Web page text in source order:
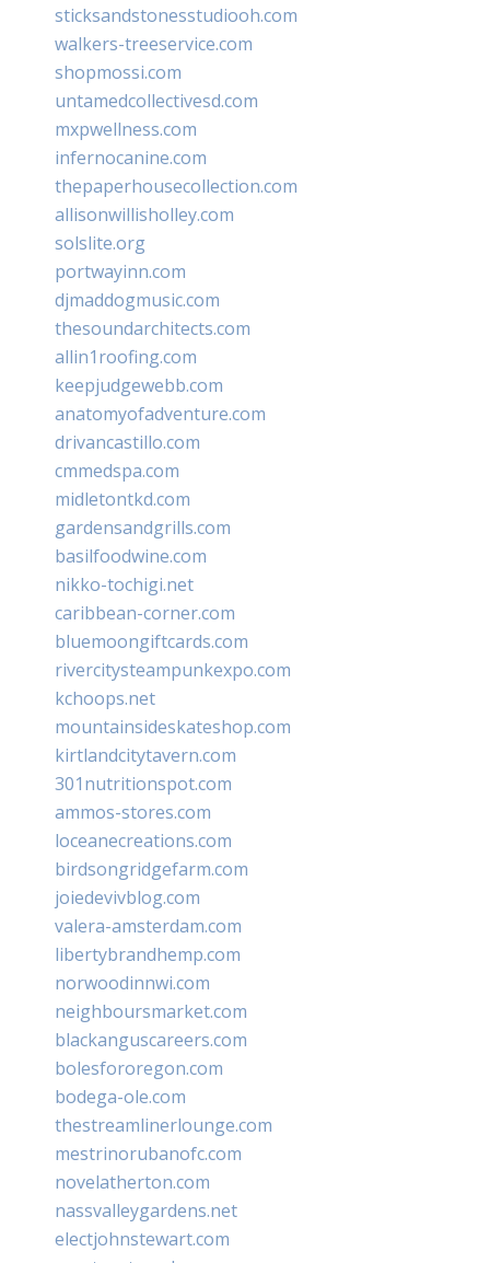
sticksandstonesstudiooh.com
walkers-treeservice.com
shopmossi.com
untamedcollectivesd.com
mxpwellness.com
infernocanine.com
thepaperhousecollection.com
allisonwillisholley.com
solslite.org
portwayinn.com
djmaddogmusic.com
thesoundarchitects.com
allin1roofing.com
keepjudgewebb.com
anatomyofadventure.com
drivancastillo.com
cmmedspa.com
midletontkd.com
gardensandgrills.com
basilfoodwine.com
nikko-tochigi.net
caribbean-corner.com
bluemoongiftcards.com
rivercitysteampunkexpo.com
kchoops.net
mountainsideskateshop.com
kirtlandcitytavern.com
301nutritionspot.com
ammos-stores.com
loceanecreations.com
birdsongridgefarm.com
joiedevivblog.com
valera-amsterdam.com
libertybrandhemp.com
norwoodinnwi.com
neighboursmarket.com
blackanguscareers.com
bolesfororegon.com
bodega-ole.com
thestreamlinerlounge.com
mestrinorubanofc.com
novelatherton.com
nassvalleygardens.net
electjohnstewart.com